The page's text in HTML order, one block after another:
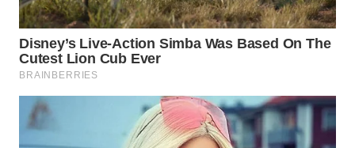
SERDANG
WN
TEBING
TINGGI